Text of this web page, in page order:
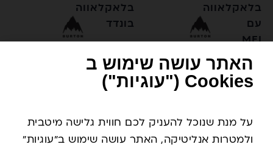
בלאקלאווה
עם
MFI
בלאקלאווה
בונדד
האתר עושה שימוש ב
Cookies ("עוגיות")
על מנת שנוכל להעניק לכם חווית גלישה מיטבית
ולמטרות אנליטיקה, האתר עושה שימוש ב"עוגיות"